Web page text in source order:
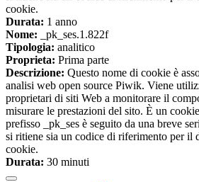
cookie.
Durata: 1 anno
Nome: _pk_ses.1.822f
Tipologia: analitico
Proprieta: Prima parte
Descrizione: Questo nome di cookie è
analisi web open source Piwik. Viene
proprietari di siti Web a monitorare il
misurare le prestazioni del sito. È un
prefisso _pk_ses è seguito da una breve
si ritiene sia un codice di riferimento per il
cookie.
Durata: 30 minuti